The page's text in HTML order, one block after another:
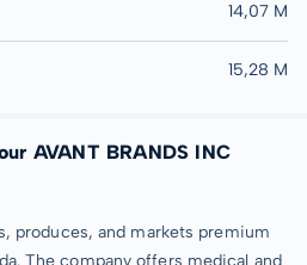
14,07 M
15,28 M
AVANT BRANDS INC
produces, and markets premium
The company offers medical and